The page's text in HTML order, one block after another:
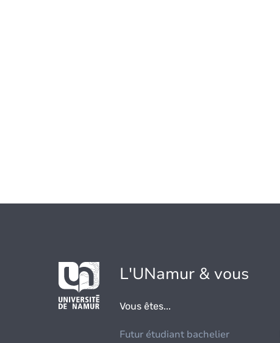
L'UNamur & vous
Vous êtes...
Futur étudiant bachelier